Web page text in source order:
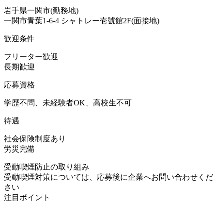
岩手県一関市(勤務地)
一関市青葉1-6-4 シャトレー壱號館2F(面接地)
歓迎条件
フリーター歓迎
長期歓迎
応募資格
学歴不問、未経験者OK、高校生不可
待遇
社会保険制度あり
労災完備
受動喫煙防止の取り組み
受動喫煙対策については、応募後に企業へお問い合わせくだ
さい
注目ポイント